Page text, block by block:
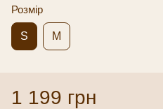
Розмір
S M
1 199 грн